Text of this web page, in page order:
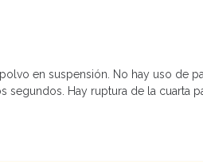
en suspensión. No hay uso de
segundos. Hay ruptura de la